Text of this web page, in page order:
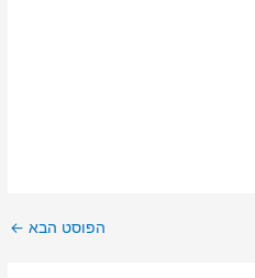
הפוסט הבא ←